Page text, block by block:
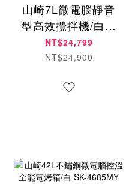
山崎7L微電腦靜音
型高效攪拌機/白｜
SK-Q7DC
NT$24,799
NT$24,900